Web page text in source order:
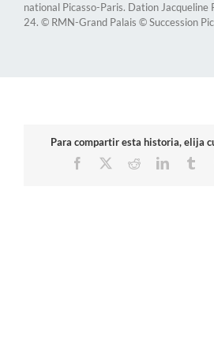
national Picasso-Paris. Dation
24. © RMN-Grand Palais © Succession
Para compartir esta historia, elija
Facebook
RedditLinkedIn